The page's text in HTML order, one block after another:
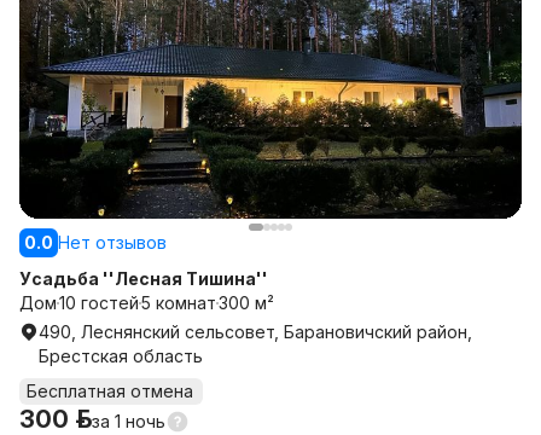
0.0 Нет отзывов
Усадьба ''Лесная Тишина''
Дом10 гостей5 комнат300 м²
490, Леснянский сельсовет, Барановичский район,
Брестская область
Бесплатная отмена
300 р.за 1 ночь